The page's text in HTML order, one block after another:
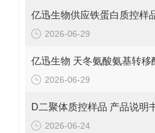
亿迅生物供应铁蛋白质控样
2026-06-29
2026-06-29
D二聚体质控样品 产品说明
2026-06-24